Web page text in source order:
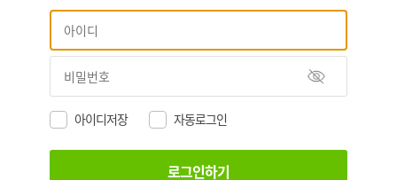
아이디저장 자동로그인